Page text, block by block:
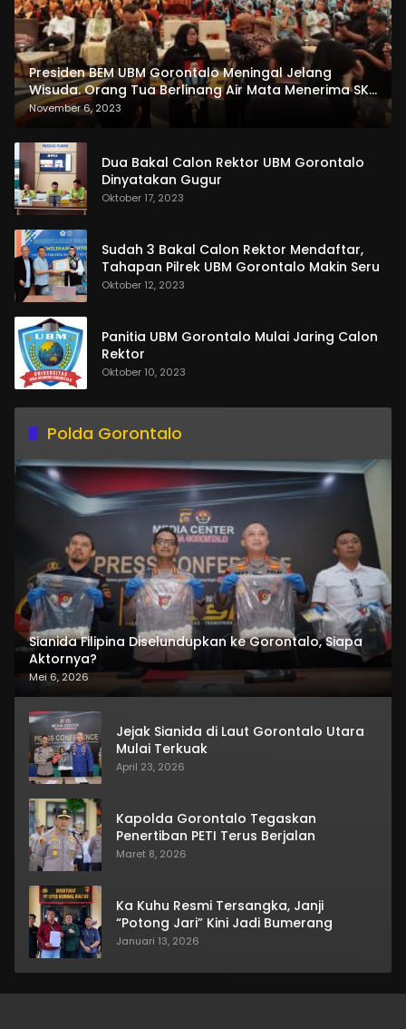
Presiden BEM UBM Gorontalo Meningal Jelang
Wisuda. Orang Tua Berlinang Air Mata Menerima SKL
dan Pemasangan Salempang
November 6, 2023
Dua Bakal Calon Rektor UBM Gorontalo
Dinyatakan Gugur
Oktober 17, 2023
Sudah 3 Bakal Calon Rektor Mendaftar,
Tahapan Pilrek UBM Gorontalo Makin Seru
Oktober 12, 2023
Panitia UBM Gorontalo Mulai Jaring Calon
Rektor
Oktober 10, 2023
Polda Gorontalo
Sianida Filipina Diselundupkan ke Gorontalo, Siapa
Aktornya?
Mei 6, 2026
Jejak Sianida di Laut Gorontalo Utara
Mulai Terkuak
April 23, 2026
Kapolda Gorontalo Tegaskan
Penertiban PETI Terus Berjalan
Maret 8, 2026
Ka Kuhu Resmi Tersangka, Janji
“Potong Jari” Kini Jadi Bumerang
Januari 13, 2026